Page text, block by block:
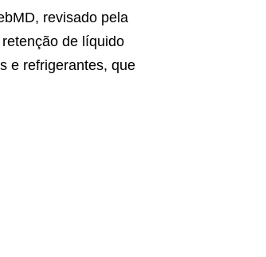
revisado pela
de líquido
e refrigerantes, que